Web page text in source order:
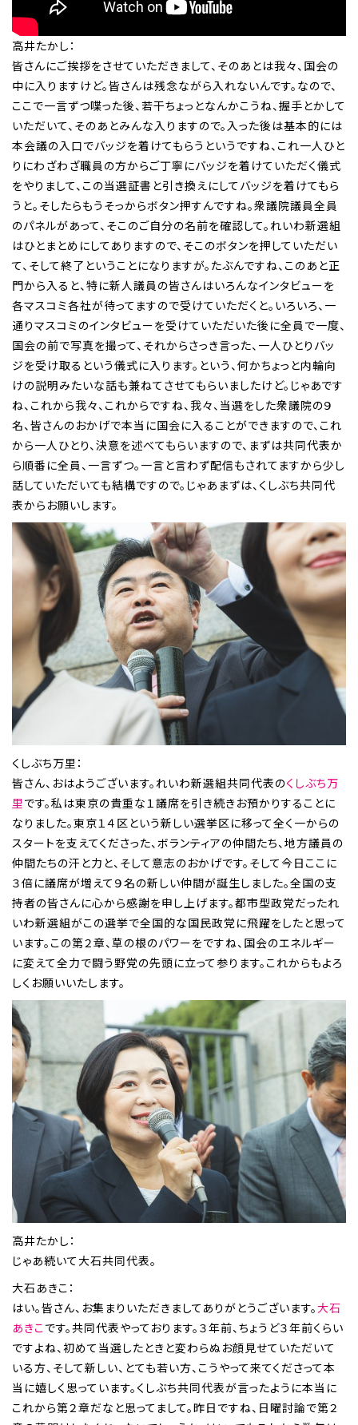
高井たかし：
皆さんにご挨拶をさせていただきまして、そのあとは我々、国会の
中に入りますけど。皆さんは残念ながら入れないんです。なので、
ここで一言ずつ喋った後、若干ちょっとなんかこうね、握手とかして
いただいて、そのあとみんな入りますので。入った後は基本的には
本会議の入口でバッジを着けてもらうというですね、これ一人ひと
りにわざわざ職員の方からご丁寧にバッジを着けていただく儀式
をやりまして、この当選証書と引き換えにしてバッジを着けてもら
うと。そしたらもうそっからボタン押すんですね。衆議院議員全員
のパネルがあって、そこのご自分の名前を確認して。れいわ新選組
はひとまとめにしてありますので、そこのボタンを押していただい
て、そして終了ということになりますが。たぶんですね、このあと正
門から入ると、特に新人議員の皆さんはいろんなインタビューを
各マスコミ各社が待ってますので受けていただくと。いろいろ、一
通りマスコミのインタビューを受けていただいた後に全員で一度、
国会の前で写真を撮って、それからさっき言った、一人ひとりバッ
ジを受け取るという儀式に入ります。という、何かちょっと内輪向
けの説明みたいな話も兼ねてさせてもらいましたけど。じゃあです
ね、これから我々、これからですね、我々、当選をした衆議院の９
名、皆さんのおかげで本当に国会に入ることができますので、これ
から一人ひとり、決意を述べてもらいますので、まずは共同代表か
ら順番に全員、一言ずつ。一言と言わず配信もされてますから少し
話していただいても結構ですので。じゃあまずは、くしぶち共同代
表からお願いします。
くしぶち万里：
皆さん、おはようございます。れいわ新選組共同代表のくしぶち万
里 です。私は東京の貴重な１議席を引き続きお預かりすることに
なりました。東京１４区という新しい選挙区に移って全く一からの
スタートを支えてくださった、ボランティアの仲間たち、地方議員の
仲間たちの汗と力と、そして意志のおかげです。そして今日ここに
３倍に議席が増えて９名の新しい仲間が誕生しました。全国の支
持者の皆さんに心から感謝を申し上げます。都市型政党だったれ
いわ新選組がこの選挙で全国的な国民政党に飛躍をしたと思って
います。この第２章、草の根のパワーをですね、国会のエネルギー
に変えて全力で闘う野党の先頭に立って参ります。これからもよろ
しくお願いいたします。
高井たかし：
じゃあ続いて大石共同代表。
大石あきこ：
はい。皆さん、お集まりいただきましてありがとうございます。大石
あきこです。共同代表やっております。３年前、ちょうど３年前くらい
ですよね、初めて当選したときと変わらぬお顔見せていただいて
いる方、そして新しい、とても若い方、こうやって来てくださって本
当に嬉しく思っています。くしぶち共同代表が言ったように本当に
これから第２章だなと思ってまして。昨日ですね、日曜討論で第２